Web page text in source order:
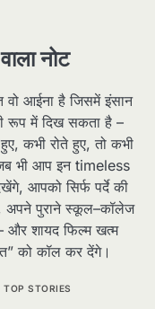
नोट
वो आईना है जिसमें इंसान
रूप में दिख सकता है –
कभी रोते हुए, तो कभी
भी आप इन timeless
आपको सिर्फ पर्दे की
अपने पुराने स्कूल–कॉलेज
और शायद फिल्म खत्म
को कॉल कर देंगे।​
TOP STORIES